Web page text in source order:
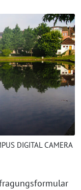
DIGITAL CAMERA